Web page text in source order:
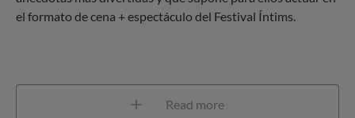
el formato de cena + espectáculo del Festival Íntims.
Read more